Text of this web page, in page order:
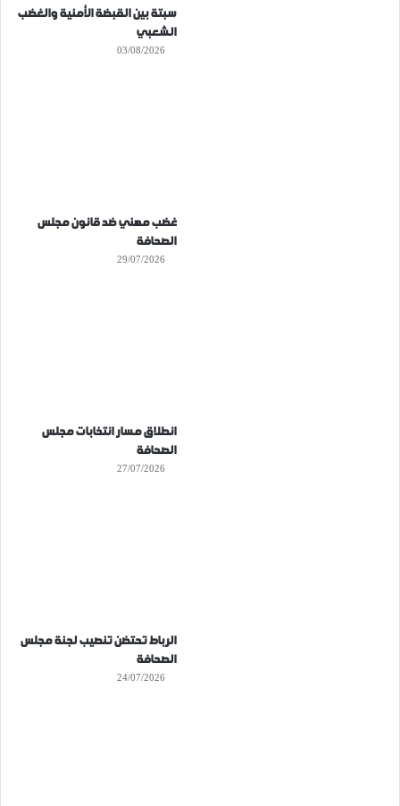
سبتة بين القبضة الأمنية والغضب
الشعبي
03/08/2026
غضب مهني ضد قانون مجلس
الصحافة
29/07/2026
انطلاق مسار انتخابات مجلس
الصحافة
27/07/2026
الرباط تحتضن تنصيب لجنة مجلس
الصحافة
24/07/2026